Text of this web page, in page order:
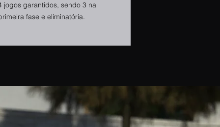
jogos garantidos, sendo 3 na
fase e eliminatória.